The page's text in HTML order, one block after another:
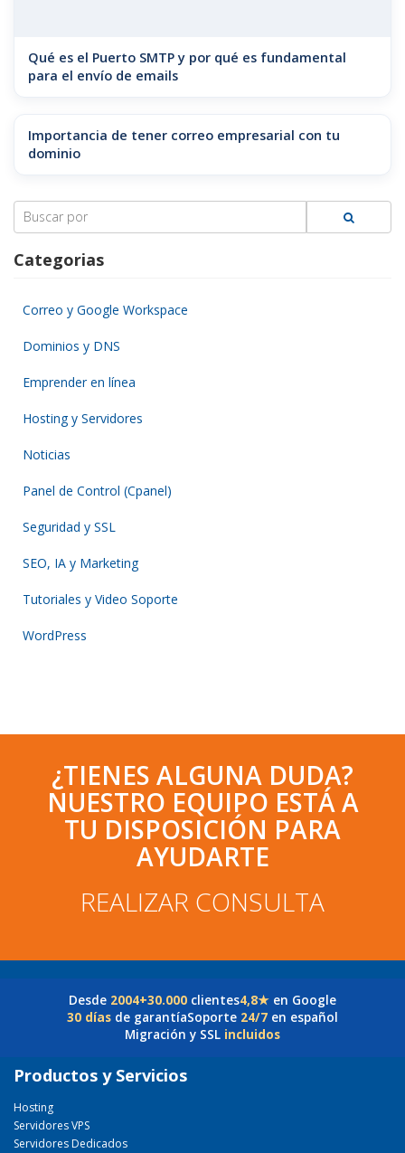
Qué es el Puerto SMTP y por qué es fundamental
para el envío de emails
Importancia de tener correo empresarial con tu
dominio
Search
for:
Categorias
Correo y Google Workspace
Dominios y DNS
Emprender en línea
Hosting y Servidores
Noticias
Panel de Control (Cpanel)
Seguridad y SSL
SEO, IA y Marketing
Tutoriales y Video Soporte
WordPress
¿TIENES ALGUNA DUDA?
NUESTRO EQUIPO ESTÁ A
TU DISPOSICIÓN PARA
AYUDARTE
REALIZAR CONSULTA
Desde 2004+30.000 clientes4,8★ en Google
30 días de garantíaSoporte 24/7 en español
Migración y SSL incluidos
Productos y Servicios
Hosting
Servidores VPS
Servidores Dedicados